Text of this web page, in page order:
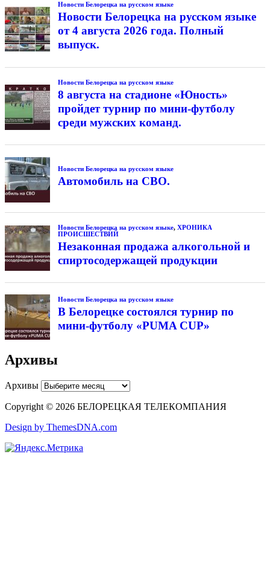
Новости Белорецка на русском языке
Новости Белорецка на русском языке
от 4 августа 2026 года. Полный
выпуск.
Новости Белорецка на русском языке
8 августа на стадионе «Юность»
пройдет турнир по мини-футболу
среди мужских команд.
Новости Белорецка на русском языке
Автомобиль на СВО.
Новости Белорецка на русском языке, ХРОНИКА
ПРОИСШЕСТВИЙ
Незаконная продажа алкогольной и
спиртосодержащей продукции
Новости Белорецка на русском языке
В Белорецке состоялся турнир по
мини-футболу «PUMA CUP»
Архивы
Архивы
Copyright © 2026 БЕЛОРЕЦКАЯ ТЕЛЕКОМПАНИЯ
Design by ThemesDNA.com